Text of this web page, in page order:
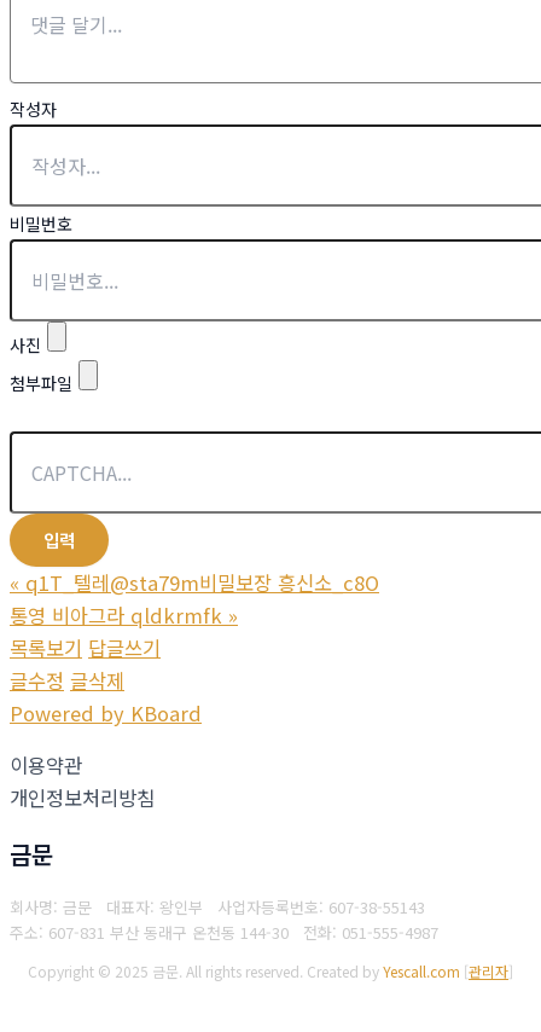
작성자
비밀번호
사진
첨부파일
« q1T_텔레@sta79m비밀보장 흥신소_c8O
통영 비아그라 qldkrmfk »
목록보기 답글쓰기
글수정 글삭제
Powered by KBoard
이용약관
개인정보처리방침
금문
회사명: 금문 대표자: 왕인부 사업자등록번호: 607-38-55143
주소: 607-831 부산 동래구 온천동 144-30 전화: 051-555-4987
Copyright © 2025 금문. All rights reserved. Created byYescall.com [관리자]